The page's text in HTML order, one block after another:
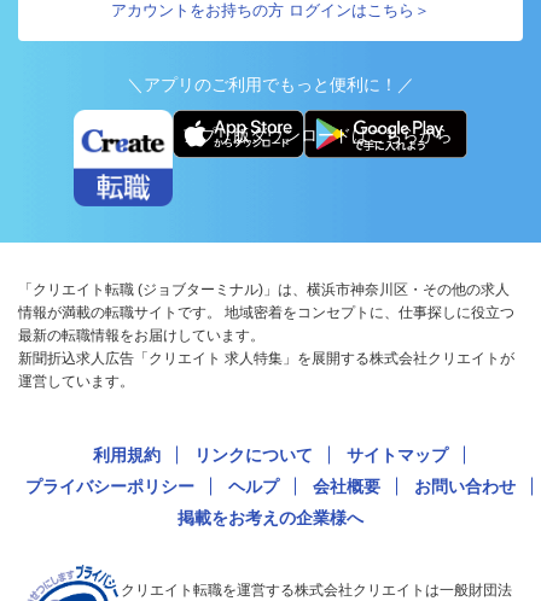
アカウントをお持ちの方 ログインはこちら＞
＼アプリのご利用でもっと便利に！／
アプリ版ダウンロードはこちらから
「クリエイト転職 (ジョブターミナル)」は、横浜市神奈川区・その他の求人
情報が満載の転職サイトです。 地域密着をコンセプトに、仕事探しに役立つ
最新の転職情報をお届けしています。
新聞折込求人広告「クリエイト 求人特集」を展開する株式会社クリエイトが
運営しています。
利用規約 リンクについて
サイトマップ
プライバシーポリシー
ヘルプ 会社概要
お問い合わせ
掲載をお考えの企業様へ
クリエイト転職を運営する株式会社クリエイトは一般財団法